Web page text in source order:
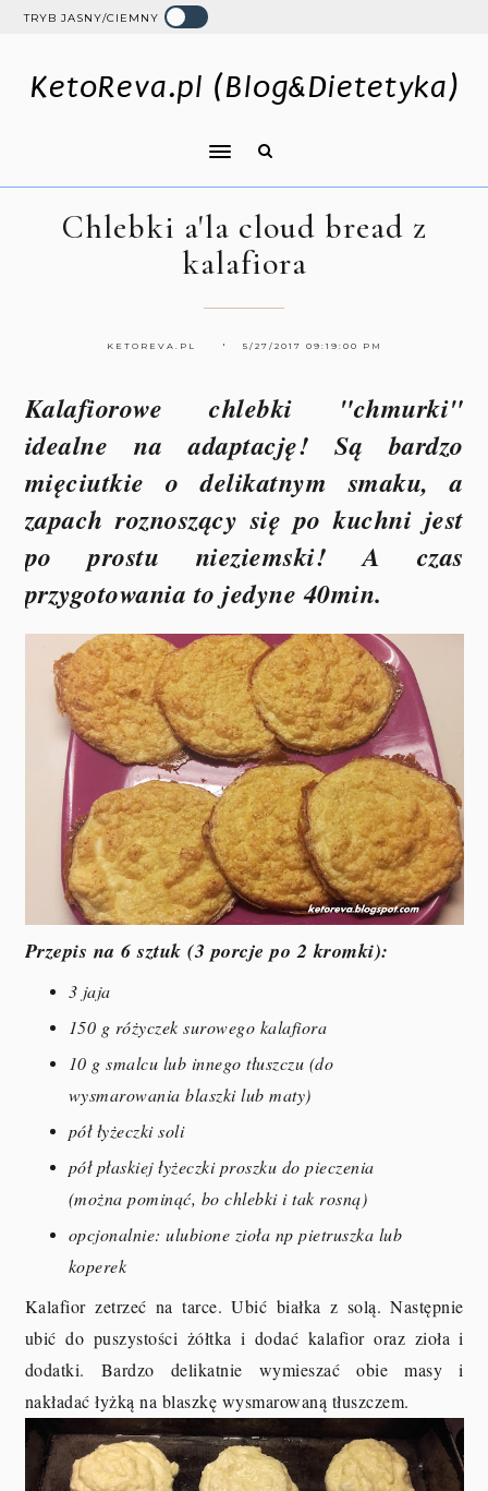
TRYB JASNY/CIEMNY
KetoReva.pl (Blog&Dietetyka)
Chlebki a'la cloud bread z
kalafiora
KETOREVA.PL 5/27/2017 09:19:00 PM
Kalafiorowe chlebki "chmurki"
idealne na adaptację! Są bardzo
mięciutkie o delikatnym smaku, a
zapach roznoszący się po kuchni jest
po prostu nieziemski! A czas
przygotowania to jedyne 40min.
Przepis na 6 sztuk (3 porcje po 2 kromki):
3 jaja
150 g różyczek surowego kalafiora
10 g smalcu lub innego tłuszczu (do
wysmarowania blaszki lub maty)
pół łyżeczki soli
pół płaskiej łyżeczki proszku do pieczenia
(można pominąć, bo chlebki i tak rosną)
opcjonalnie: ulubione zioła np pietruszka lub
koperek
Kalafior zetrzeć na tarce. Ubić białka z solą. Następnie
ubić do puszystości żółtka i dodać kalafior oraz zioła i
dodatki. Bardzo delikatnie wymieszać obie masy i
nakładać łyżką na blaszkę wysmarowaną tłuszczem.